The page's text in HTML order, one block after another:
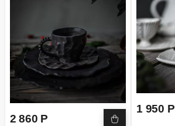
2 860 Р
1 950 Р